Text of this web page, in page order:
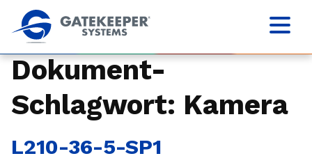
Dokument-
Schlagwort: Kamera
L210-36-5-SP1